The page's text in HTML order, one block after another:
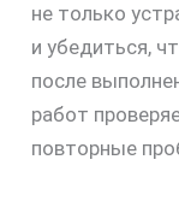
не только
и убедиться,
после
работ
повторные